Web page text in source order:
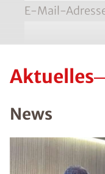
E-Mail-
Bitte geben Sie
PLZ *
Aktuelles
News